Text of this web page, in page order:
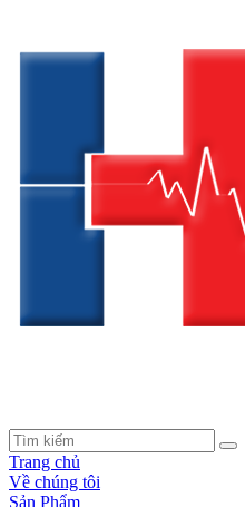
Trang chủ
Về chúng tôi
Sản Phẩm